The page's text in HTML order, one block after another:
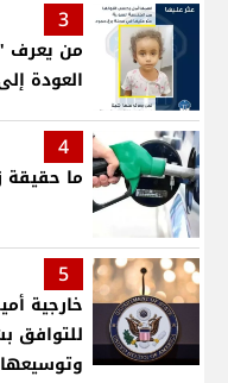
3
من يعرف
العودة
4
ما حقيقة
5
خارجية
للتوافق
وتوسيعها